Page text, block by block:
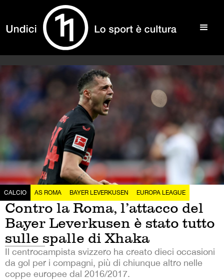
CALCIO AS ROMA BAYER LEVERKUSEN EUROPA LEAGUE
Contro la Roma, l’attacco del
Bayer Leverkusen è stato tutto
sulle spalle di Xhaka
Il centrocampista svizzero ha creato dieci occasioni
da gol per i compagni, più di chiunque altro nelle
coppe europee dal 2016/2017.